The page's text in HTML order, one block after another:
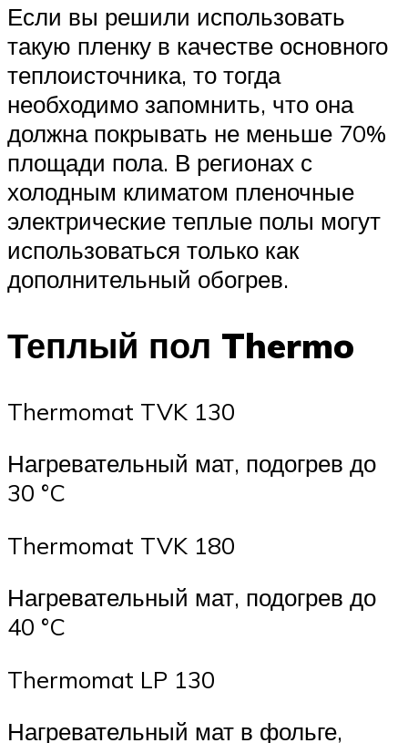
Если вы решили использовать
такую пленку в качестве основного
теплоисточника, то тогда
необходимо запомнить, что она
должна покрывать не меньше 70%
площади пола. В регионах с
холодным климатом пленочные
электрические теплые полы могут
использоваться только как
дополнительный обогрев.
Теплый пол Thermo
Thermomat TVK 130
Нагревательный мат, подогрев до
30 °C
Thermomat TVK 180
Нагревательный мат, подогрев до
40 °C
Thermomat LP 130
Нагревательный мат в фольге,